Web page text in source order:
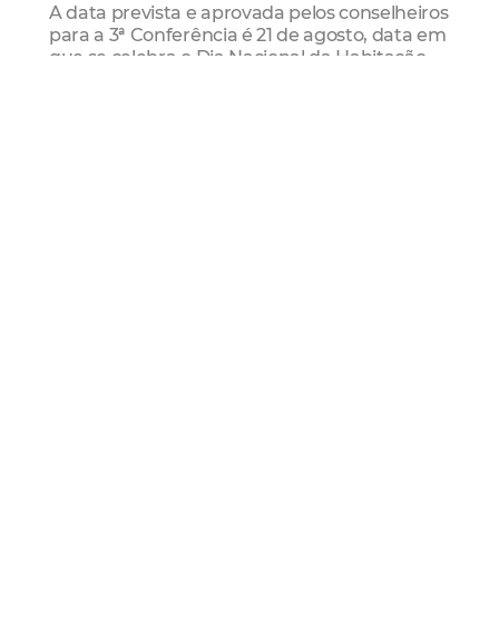
A data prevista e aprovada pelos conselheiros
para a 3ª Conferência é 21 de agosto, data em
que se celebra o Dia Nacional da Habitação.